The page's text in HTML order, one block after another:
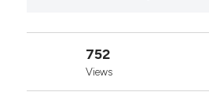
752
Views